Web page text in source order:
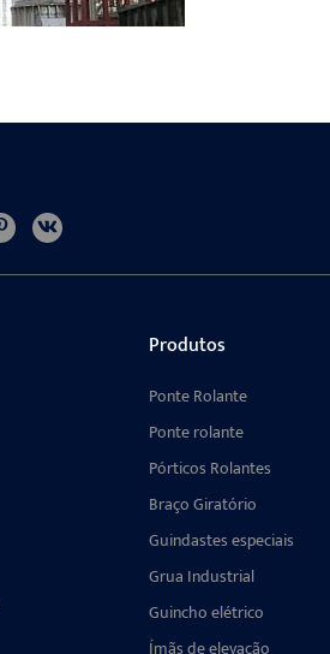
Produtos
Ponte Rolante
Ponte rolante
Pórticos Rolantes
Braço Giratório
Guindastes especiais
Grua Industrial
Guincho elétrico